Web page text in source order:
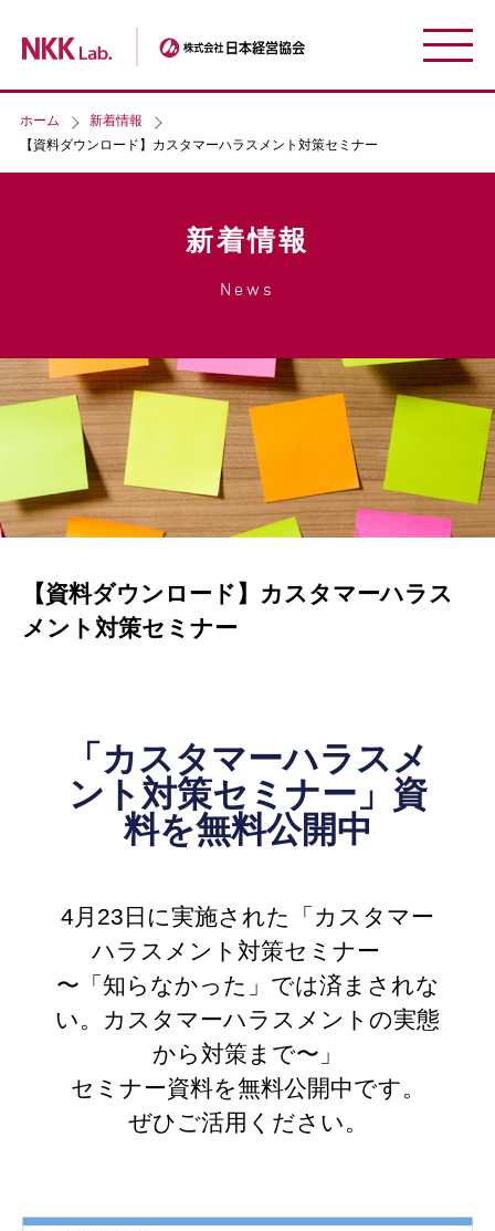
ホーム
新着情報
【資料ダウンロード】カスタマーハラスメント対策セミナー
新着情報
News
【資料ダウンロード】カスタマーハラス
メント対策セミナー
「カスタマーハラスメ
ント対策セミナー」資
料を無料公開中
4月23日に実施された「カスタマー
ハラスメント対策セミナー
〜「知らなかった」では済まされな
い。カスタマーハラスメントの実態
から対策まで〜」
セミナー資料を無料公開中です。
ぜひご活用ください。